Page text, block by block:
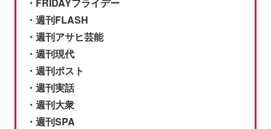
・週刊FLASH
・週刊アサヒ芸能
・週刊現代
・週刊ポスト
・週刊実話
・週刊大衆
・週刊SPA